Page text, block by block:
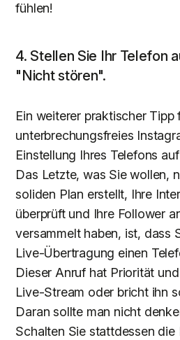
fühlen!
4. Stellen Sie Ihr Telefon
"Nicht stören".
Ein weiterer praktischer Tipp
unterbrechungsfreies
Einstellung Ihres Telefons
Das Letzte, was Sie wollen,
soliden Plan erstellt, Ihre
überprüft und Ihre Follower
versammelt haben, ist, dass
Live-Übertragung einen
Dieser Anruf hat Priorität
Live-Stream oder bricht ihn
Daran sollte man nicht
Schalten Sie stattdessen